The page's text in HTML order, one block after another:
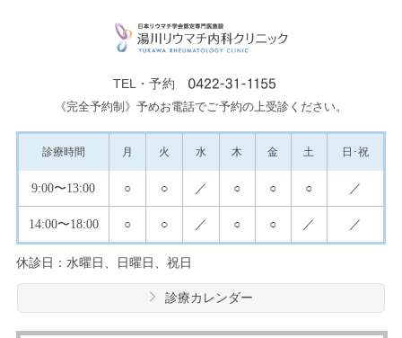
TEL・予約
《完全予約制》予めお電話でご予約の上受診ください。
診療時間 月 火 水 木 金 土 日･祝
9:00〜13:00 ○ ○ ／ ○ ○ ○ ／
14:00〜18:00 ○ ○ ／ ○ ○ ／ ／
休診日：水曜日、日曜日、祝日
診療カレンダー